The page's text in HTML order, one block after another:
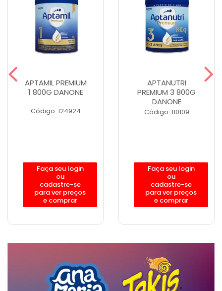
APTAMIL PREMIUM
1 800G DANONE
Código: 124924
Faça seu login
ou
cadastre-se
para ver preços
e comprar
APTANUTRI
PREMIUM 3 800G
DANONE
Código: 110109
Faça seu login
ou
cadastre-se
para ver preços
e comprar